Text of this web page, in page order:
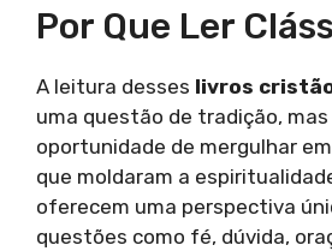
Por Que Ler
A leitura desses livros
uma questão de tradição, mas
oportunidade de mergulhar
que moldaram a
oferecem uma perspectiva
questões como fé, dúvida,